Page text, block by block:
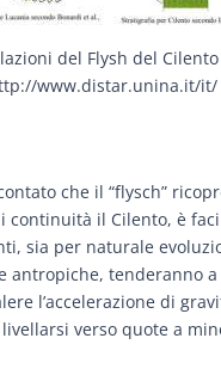
del Flysh del
www.distar.unina.it/it/
che il “flysch”
continuità il Cilento, è
sia per naturale
antropiche, tenderanno
l’accelerazione di
verso quote a